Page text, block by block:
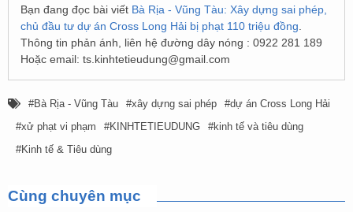
Bạn đang đọc bài viết Bà Rịa - Vũng Tàu: Xây dựng sai phép,
chủ đầu tư dự án Cross Long Hải bị phạt 110 triệu đồng
Thông tin phản ánh, liên hệ đường dây nóng : 0922 281 189
Hoặc email: ts.kinhtetieudung@gmail.com
Bà Rịa - Vũng Tàu xây dựng sai phép
dự án Cross Long Hải
xử phạt vi phạm
KINHTETIEUDUNG
kinh tế và tiêu dùng
Kinh tế & Tiêu dùng
Cùng chuyên mục